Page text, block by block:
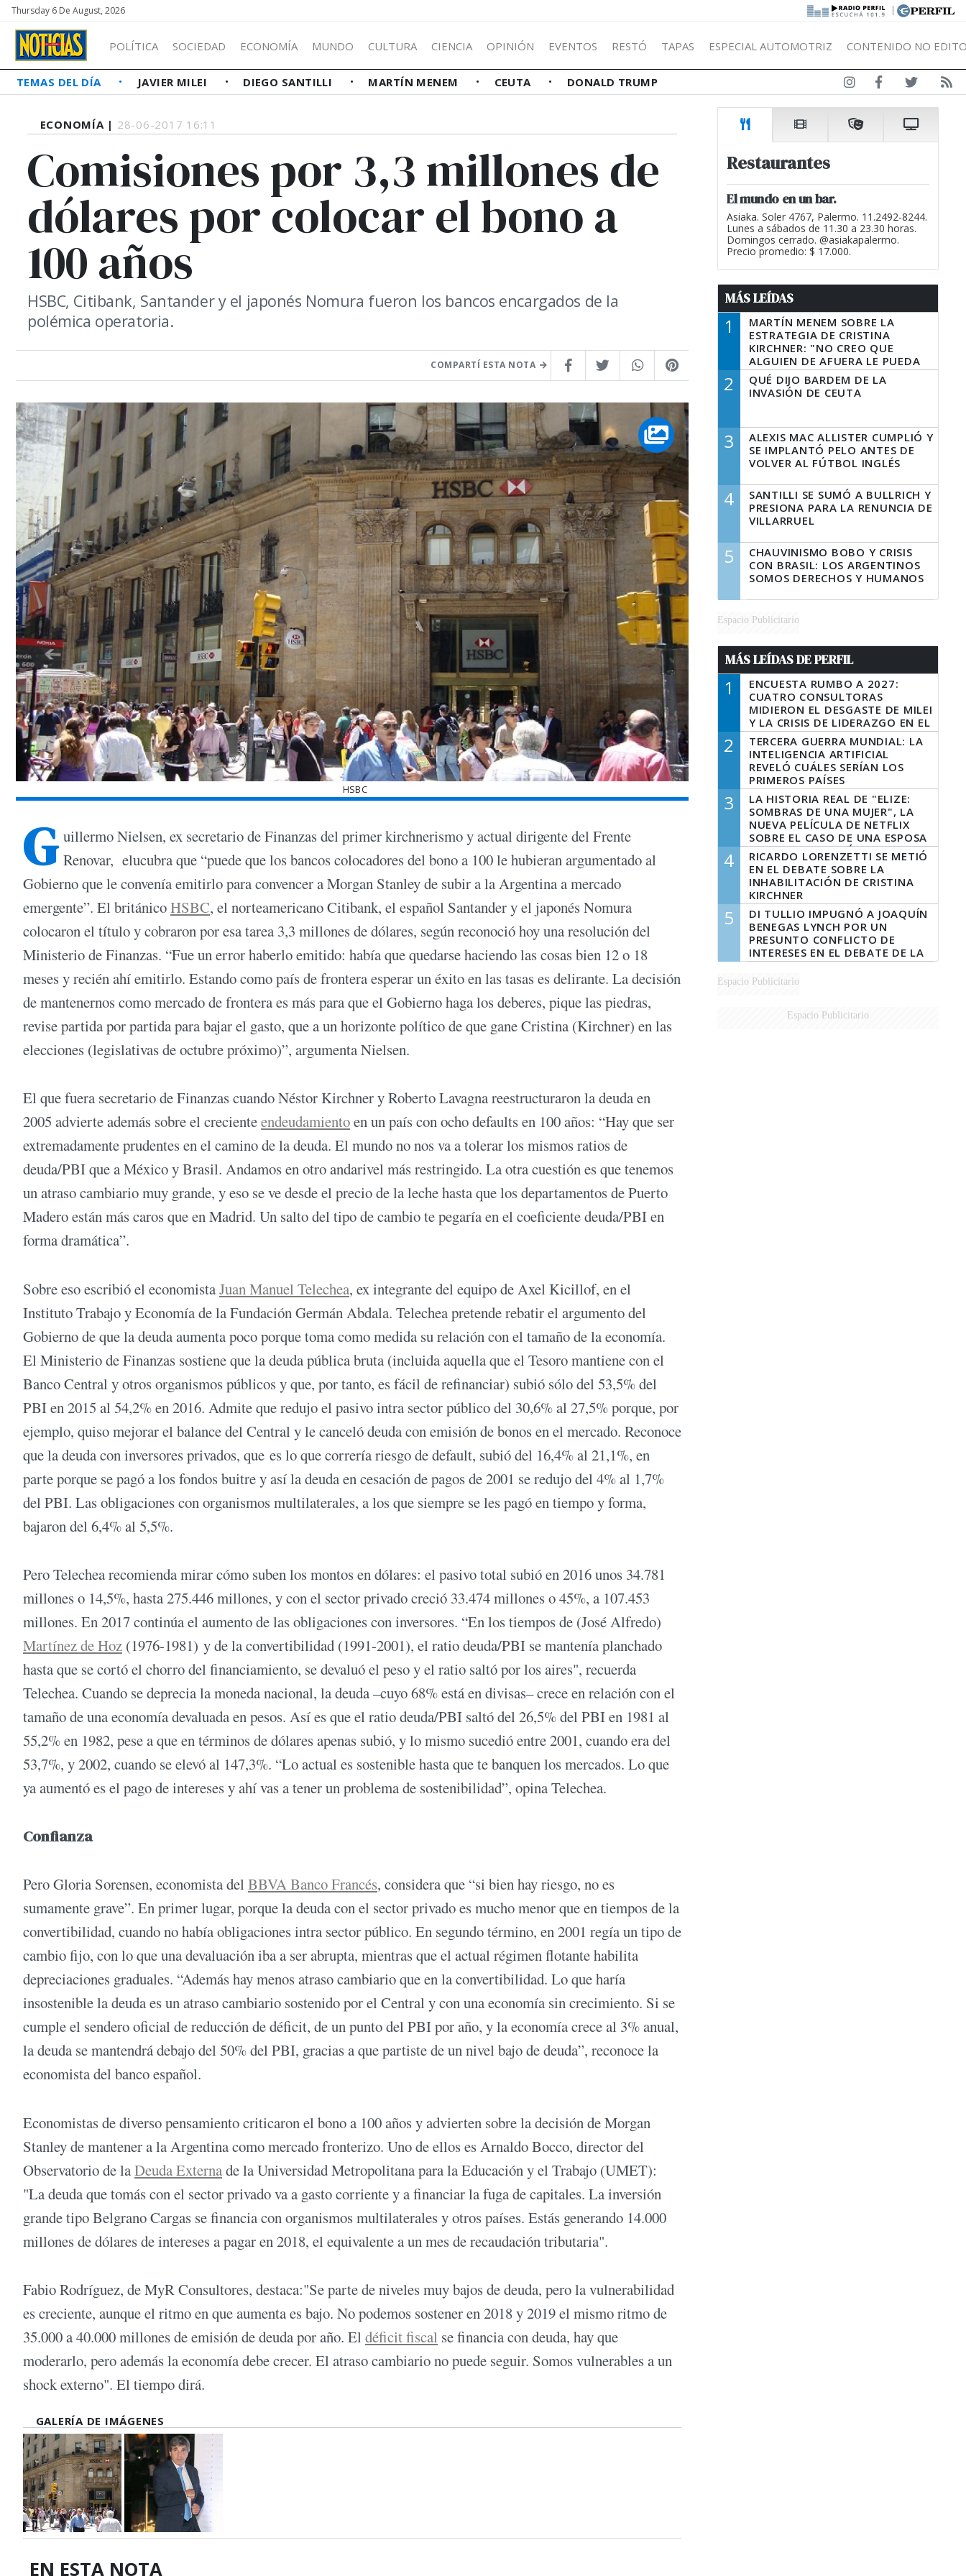
Thursday 6 De August, 2026 |
POLÍTICA SOCIEDAD ECONOMÍA MUNDO CULTURA CIENCIA OPINIÓN EVENTOS RESTÓ TAPAS ESPECIAL AUTOMOTRIZ CONTENIDO NO
TEMAS DEL DÍA JAVIER MILEI DIEGO SANTILLI MARTÍN MENEM CEUTA DONALD TRUMP
ECONOMÍA | 28-06-2017 16:11
Comisiones por 3,3 millones de
dólares por colocar el bono a
100 años
HSBC, Citibank, Santander y el japonés Nomura fueron los bancos encargados de la
polémica operatoria.
COMPARTÍ ESTA NOTA
HSBC
G uillermo Nielsen, ex secretario de Finanzas del primer kirchnerismo y actual dirigente del Frente
Renovar, elucubra que “puede que los bancos colocadores del bono a 100 le hubieran argumentado al
Gobierno que le convenía emitirlo para convencer a Morgan Stanley de subir a la Argentina a mercado
emergente”. El británicoHSBC, el norteamericano Citibank, el español Santander y el japonés Nomura
colocaron el título y cobraron por esa tarea 3,3 millones de dólares, según reconoció hoy una resolución del
Ministerio de Finanzas. “Fue un error haberlo emitido: había que quedarse haciendo las cosas bien 12 o 18
meses y recién ahí emitirlo. Estando como país de frontera esperar un éxito en las tasas es delirante. La decisión
de mantenernos como mercado de frontera es más para que el Gobierno haga los deberes, pique las piedras,
revise partida por partida para bajar el gasto, que a un horizonte político de que gane Cristina (Kirchner) en las
elecciones (legislativas de octubre próximo)”, argumenta Nielsen.
El que fuera secretario de Finanzas cuando Néstor Kirchner y Roberto Lavagna reestructuraron la deuda en
2005 advierte además sobre el crecienteendeudamientoen un país con ocho defaults en 100 años: “Hay que ser
extremadamente prudentes en el camino de la deuda. El mundo no nos va a tolerar los mismos ratios de
deuda/PBI que a México y Brasil. Andamos en otro andarivel más restringido. La otra cuestión es que tenemos
un atraso cambiario muy grande, y eso se ve desde el precio de la leche hasta que los departamentos de Puerto
Madero están más caros que en Madrid. Un salto del tipo de cambio te pegaría en el coeficiente deuda/PBI en
forma dramática”.
Sobre eso escribió el economistaJuan Manuel Telechea, ex integrante del equipo de Axel Kicillof, en el
Instituto Trabajo y Economía de la Fundación Germán Abdala. Telechea pretende rebatir el argumento del
Gobierno de que la deuda aumenta poco porque toma como medida su relación con el tamaño de la economía.
El Ministerio de Finanzas sostiene que la deuda pública bruta (incluida aquella que el Tesoro mantiene con el
Banco Central y otros organismos públicos y que, por tanto, es fácil de refinanciar) subió sólo del 53,5% del
PBI en 2015 al 54,2% en 2016. Admite que redujo el pasivo intra sector público del 30,6% al 27,5% porque, por
ejemplo, quiso mejorar el balance del Central y le canceló deuda con emisión de bonos en el mercado. Reconoce
que la deuda con inversores privados, que es lo que correría riesgo de default, subió del 16,4% al 21,1%, en
parte porque se pagó a los fondos buitre y así la deuda en cesación de pagos de 2001 se redujo del 4% al 1,7%
del PBI. Las obligaciones con organismos multilaterales, a los que siempre se les pagó en tiempo y forma,
bajaron del 6,4% al 5,5%.
Pero Telechea recomienda mirar cómo suben los montos en dólares: el pasivo total subió en 2016 unos 34.781
millones o 14,5%, hasta 275.446 millones, y con el sector privado creció 33.474 millones o 45%, a 107.453
millones. En 2017 continúa el aumento de las obligaciones con inversores. “En los tiempos de (José Alfredo)
Martínez de Hoz (1976-1981) y de la convertibilidad (1991-2001), el ratio deuda/PBI se mantenía planchado
hasta que se cortó el chorro del financiamiento, se devaluó el peso y el ratio saltó por los aires", recuerda
Telechea. Cuando se deprecia la moneda nacional, la deuda –cuyo 68% está en divisas– crece en relación con el
tamaño de una economía devaluada en pesos. Así es que el ratio deuda/PBI saltó del 26,5% del PBI en 1981 al
55,2% en 1982, pese a que en términos de dólares apenas subió, y lo mismo sucedió entre 2001, cuando era del
53,7%, y 2002, cuando se elevó al 147,3%. “Lo actual es sostenible hasta que te banquen los mercados. Lo que
ya aumentó es el pago de intereses y ahí vas a tener un problema de sostenibilidad”, opina Telechea.
Confianza
Pero Gloria Sorensen, economista del BBVA Banco Francés, considera que “si bien hay riesgo, no es
sumamente grave”. En primer lugar, porque la deuda con el sector privado es mucho menor que en tiempos de la
convertibilidad, cuando no había obligaciones intra sector público. En segundo término, en 2001 regía un tipo de
cambio fijo, con lo que una devaluación iba a ser abrupta, mientras que el actual régimen flotante habilita
depreciaciones graduales. “Además hay menos atraso cambiario que en la convertibilidad. Lo que haría
insostenible la deuda es un atraso cambiario sostenido por el Central y con una economía sin crecimiento. Si se
cumple el sendero oficial de reducción de déficit, de un punto del PBI por año, y la economía crece al 3% anual,
la deuda se mantendrá debajo del 50% del PBI, gracias a que partiste de un nivel bajo de deuda”, reconoce la
economista del banco español.
Economistas de diverso pensamiento criticaron el bono a 100 años y advierten sobre la decisión de Morgan
Stanley de mantener a la Argentina como mercado fronterizo. Uno de ellos es Arnaldo Bocco, director del
Observatorio de laDeuda Externade la Universidad Metropolitana para la Educación y el Trabajo (UMET):
"La deuda que tomás con el sector privado va a gasto corriente y a financiar la fuga de capitales. La inversión
grande tipo Belgrano Cargas se financia con organismos multilaterales y otros países. Estás generando 14.000
millones de dólares de intereses a pagar en 2018, el equivalente a un mes de recaudación tributaria".
Fabio Rodríguez, de MyR Consultores, destaca:"Se parte de niveles muy bajos de deuda, pero la vulnerabilidad
es creciente, aunque el ritmo en que aumenta es bajo. No podemos sostener en 2018 y 2019 el mismo ritmo de
35.000 a 40.000 millones de emisión de deuda por año. El déficit fiscal se financia con deuda, hay que
moderarlo, pero además la economía debe crecer. El atraso cambiario no puede seguir. Somos vulnerables a un
shock externo". El tiempo dirá.
GALERÍA DE IMÁGENES
EN ESTA NOTA
Restaurantes
El mundo en un bar.
Asiaka. Soler 4767, Palermo. 11.2492-8244.
Lunes a sábados de 11.30 a 23.30 horas.
Domingos cerrado. @asiakapalermo.
Precio promedio: $ 17.000.
MÁS LEÍDAS
1
MARTÍN MENEM SOBRE LA
ESTRATEGIA DE CRISTINA
KIRCHNER: "NO CREO QUE
ALGUIEN DE AFUERA LE PUEDA
DECIR A LA JUSTICIA LO QUE
TIENE QUE HACER"
2
QUÉ DIJO BARDEM DE LA
INVASIÓN DE CEUTA
3
ALEXIS MAC ALLISTER CUMPLIÓ Y
SE IMPLANTÓ PELO ANTES DE
VOLVER AL FÚTBOL INGLÉS
4
SANTILLI SE SUMÓ A BULLRICH Y
PRESIONA PARA LA RENUNCIA DE
VILLARRUEL
5
CHAUVINISMO BOBO Y CRISIS
CON BRASIL: LOS ARGENTINOS
SOMOS DERECHOS Y HUMANOS
Espacio Publicitario
MÁS LEÍDAS DE PERFIL
1
ENCUESTA RUMBO A 2027:
CUATRO CONSULTORAS
MIDIERON EL DESGASTE DE MILEI
Y LA CRISIS DE LIDERAZGO EN EL
PERONISMO
2
TERCERA GUERRA MUNDIAL: LA
INTELIGENCIA ARTIFICIAL
REVELÓ CUÁLES SERÍAN LOS
PRIMEROS PAÍSES
LATINOAMERICANOS EN SER
DERROTADOS
3
LA HISTORIA REAL DE "ELIZE:
SOMBRAS DE UNA MUJER", LA
NUEVA PELÍCULA DE NETFLIX
SOBRE EL CASO DE UNA ESPOSA
QUE DESCUARTIZÓ A SU
MARIDO
4
RICARDO LORENZETTI SE METIÓ
EN EL DEBATE SOBRE LA
INHABILITACIÓN DE CRISTINA
KIRCHNER
5
DI TULLIO IMPUGNÓ A JOAQUÍN
BENEGAS LYNCH POR UN
PRESUNTO CONFLICTO DE
INTERESES EN EL DEBATE DE LA
LEY DE TIERRAS
Espacio Publicitario
Espacio Publicitario